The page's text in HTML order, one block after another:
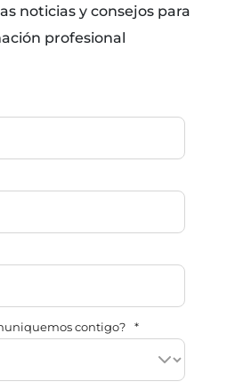
noticias y consejos para
profesional
contigo? *